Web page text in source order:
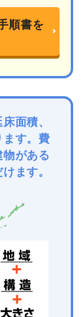
順書を
面積、
す。費
がある
ます。